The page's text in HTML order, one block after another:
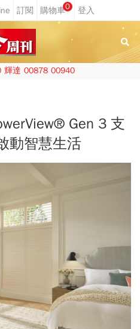
0
輝達 00878 00940
Gen 3 支
動智慧生活